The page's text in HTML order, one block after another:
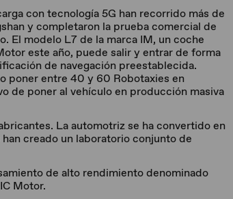
con tecnología 5G han recorrido más de
y completaron la prueba comercial de
El modelo L7 de la marca IM, un coche
este año, puede salir y entrar de forma
de navegación preestablecida.
poner entre 40 y 60 Robotaxies en
de poner al vehículo en producción masiva
La automotriz se ha convertido en
creado un laboratorio conjunto de
de alto rendimiento denominado
Motor.